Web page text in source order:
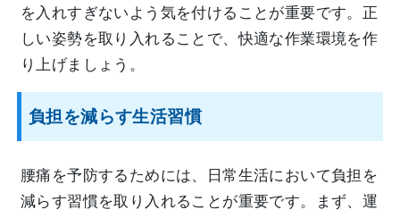
を入れすぎないよう気を付けることが重要です。正
しい姿勢を取り入れることで、快適な作業環境を作
り上げましょう。
負担を減らす生活習慣
腰痛を予防するためには、日常生活において負担を
減らす習慣を取り入れることが重要です。まず、運